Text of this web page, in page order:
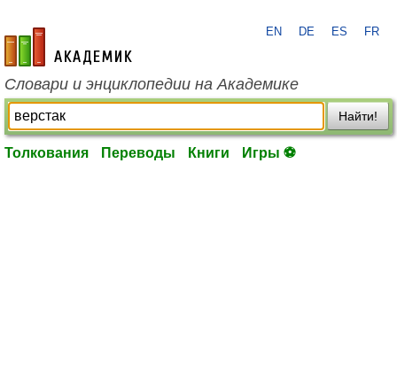
academic.ru
EN DE ES FR
Словари и энциклопедии на Академике
Найти!
Толкования Переводы Книги Игры ⚽